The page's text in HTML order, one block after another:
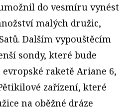
do vesmíru vynést
malých družic,
Dalším vypouštěcím
sondy, které bude
raketě Ariane 6,
zařízení, které
na oběžné dráze